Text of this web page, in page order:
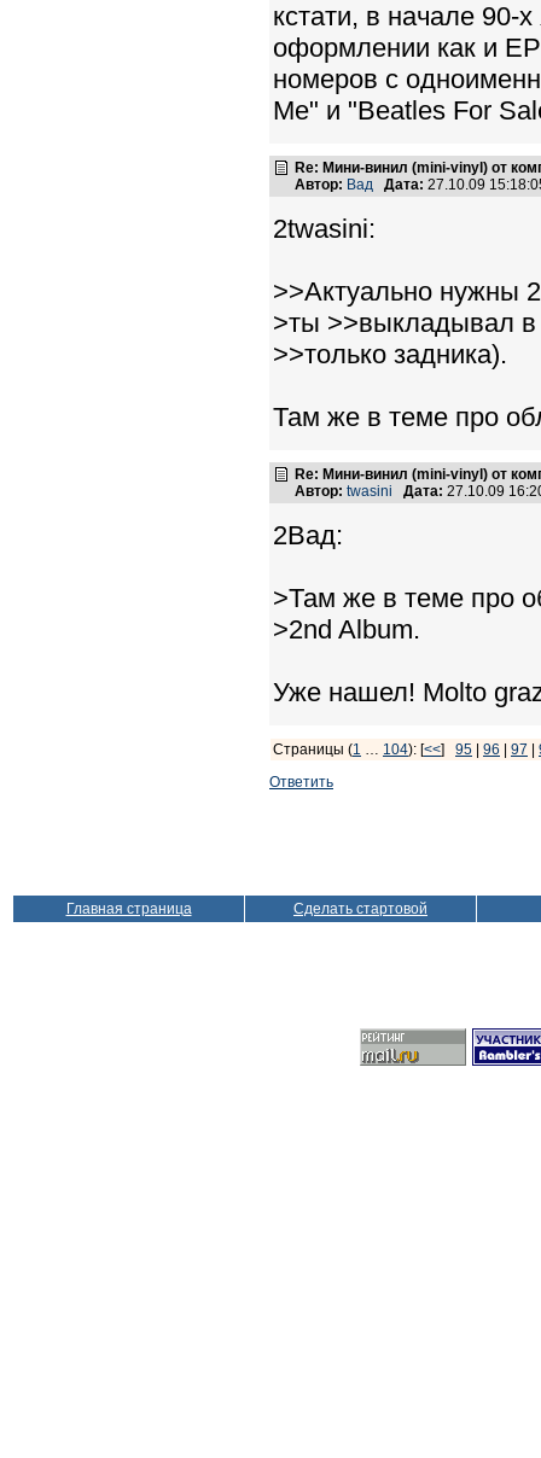
кстати, в начале
оформлении как и
номеров с
Me" и "Beatles For
Re: Мини-винил (mini-vinyl) от
Автор: Вад Дата: 27.10.09
2twasini:
>>Актуально нужны
>ты >>выкладывал в
>>только задника).
Там же в теме про
Re: Мини-винил (mini-vinyl) от
Автор: twasini Дата: 27.10.09
2Вад:
>Там же в теме про
>2nd Album.
Уже нашел! Molto
Страницы (1 … 104): [<<] 95 96 97
Ответить
Главная страница Сделать стартовой